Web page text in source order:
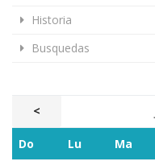
Historia
Busquedas
<
Do Lu Ma